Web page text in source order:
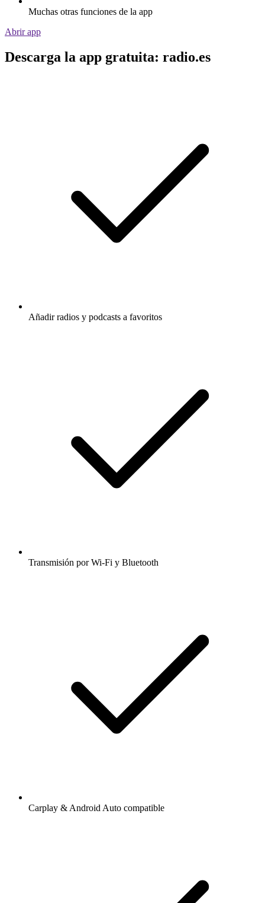
Muchas otras funciones de la app
Abrir app
Descarga la app gratuita: radio.es
Añadir radios y podcasts a favoritos
Transmisión por Wi-Fi y Bluetooth
Carplay & Android Auto compatible